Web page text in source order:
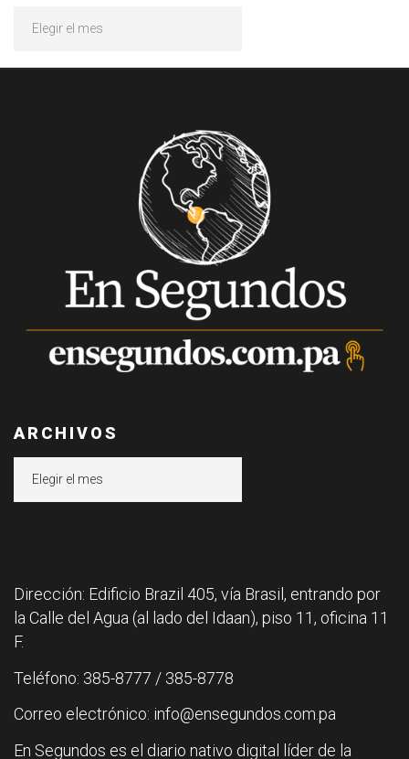
ARCHIVOS
Dirección: Edificio Brazil 405, vía Brasil, entrando por
la Calle del Agua (al lado del Idaan), piso 11, oficina 11
F.
Teléfono: 385-8777 / 385-8778
Correo electrónico: info@ensegundos.com.pa
En Segundos es el diario nativo digital líder de la